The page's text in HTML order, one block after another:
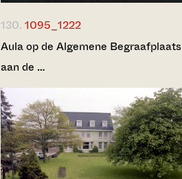
130. 1095_1222
Aula op de Algemene Begraafplaats
aan de …